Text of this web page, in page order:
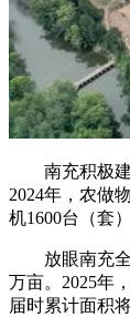
南充积极建
2024年，农做
机1600台（套
放眼南充全
万亩。2025年
届时累计面积